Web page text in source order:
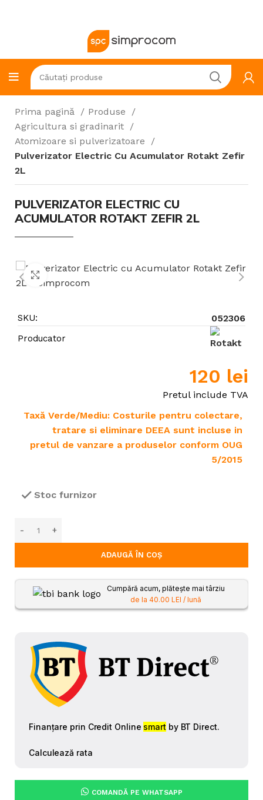
Prima pagină
Produse
Agricultura si gradinarit
Atomizoare si pulverizatoare
Pulverizator Electric Cu Acumulator Rotakt Zefir
2L
PULVERIZATOR ELECTRIC CU
ACUMULATOR ROTAKT ZEFIR 2L
SKU: 052306
Producator
120 lei
Pretul include TVA
Taxă Verde/Mediu: Costurile pentru colectare,
tratare si eliminare DEEA sunt incluse in
pretul de vanzare a produselor conform OUG
5/2015
Stoc furnizor
ADAUGĂ ÎN COȘ
Cumpără acum, plătește mai târziu
de la 40.00 LEI / lună
COMANDĂ PE WHATSAPP